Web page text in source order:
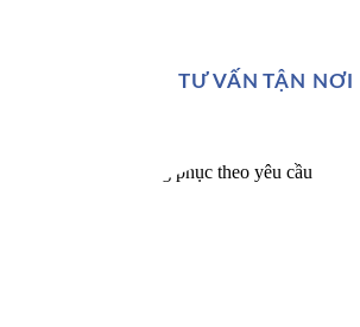
TƯ VẤN TẬN NƠI